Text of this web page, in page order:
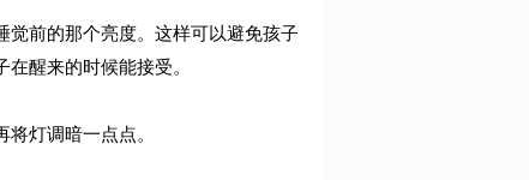
前的那个亮度。这样可以避免孩子
醒来的时候能接受。
灯调暗一点点。